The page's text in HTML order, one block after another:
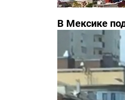
В Мексике